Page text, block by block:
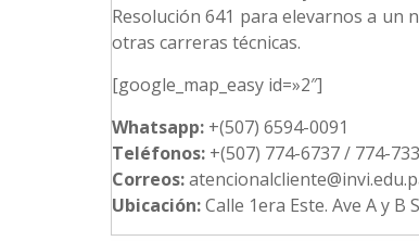
Resolución 641 para elevarnos a un
otras carreras técnicas.
[google_map_easy id=»2″]
Whatsapp: +(507) 6594-0091
Teléfonos: +(507) 774-6737 / 774-
Correos:
Ubicación:Calle 1era Este. Ave A y B